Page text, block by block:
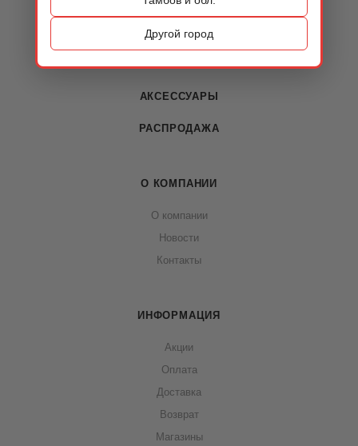
Другой город
ОБУВЬ
СУМКИ
АКСЕССУАРЫ
РАСПРОДАЖА
О КОМПАНИИ
О компании
Новости
Контакты
ИНФОРМАЦИЯ
Акции
Оплата
Доставка
Возврат
Магазины